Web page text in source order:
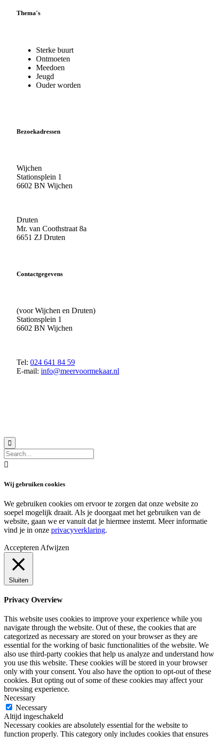
Thema's
Sterke buurt
Ontmoeten
Meedoen
Jeugd
Ouder worden
Bezoekadressen
Wijchen
Stationsplein 1
6602 BN Wijchen
Druten
Mr. van Coothstraat 8a
6651 ZJ Druten
Contactgegevens
(voor Wijchen en Druten)
Stationsplein 1
6602 BN Wijchen
Tel: 024 641 84 59
E-mail: info@meervoormekaar.nl


Wij gebruiken cookies
We gebruiken cookies om ervoor te zorgen dat onze website zo
soepel mogelijk draait. Als je doorgaat met het gebruiken van de
website, gaan we er vanuit dat je hiermee instemt. Meer informatie
vind je in onze privacyverklaring.
Accepteren Afwijzen
Sluiten
Privacy Overview
This website uses cookies to improve your experience while you
navigate through the website. Out of these, the cookies that are
categorized as necessary are stored on your browser as they are
essential for the working of basic functionalities of the website. We
also use third-party cookies that help us analyze and understand how
you use this website. These cookies will be stored in your browser
only with your consent. You also have the option to opt-out of these
cookies. But opting out of some of these cookies may affect your
browsing experience.
Necessary
Necessary
Altijd ingeschakeld
Necessary cookies are absolutely essential for the website to
function properly. This category only includes cookies that ensures